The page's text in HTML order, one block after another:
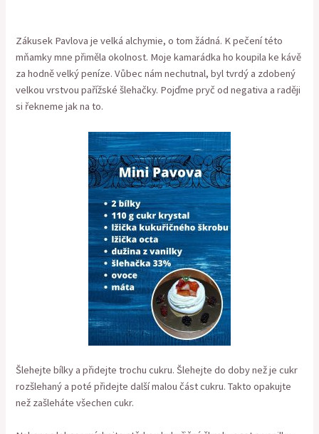
Zákusek Pavlova je velká alchymie, o tom žádná. K pečení této
mňamky mne přiměla okolnost. Moje kamarádka ho koupila ke kávě
za hodně velký peníze. Vůbec nám nechutnal, byl tvrdý a zdobený
velkou vrstvou pařížské šlehačky. Pojďme pryč od negativa a raději
si řekneme jak na to.
Šlehejte bílky a přidejte trochu cukru. Šlehejte do doby než je cukr
rozšlehaný a poté přidejte další malou část cukru. Takto opakujte
než zašleháte všechen cukr.